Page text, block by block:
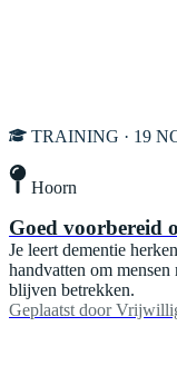
TRAINING · 19
Hoorn
Goed voorbereid
Je leert dementie
handvatten om
blijven betrekken.
Geplaatst door